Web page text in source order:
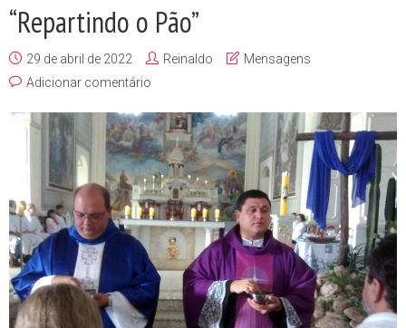
“Repartindo o Pão”
29 de abril de 2022 Reinaldo
Mensagens
Adicionar comentário